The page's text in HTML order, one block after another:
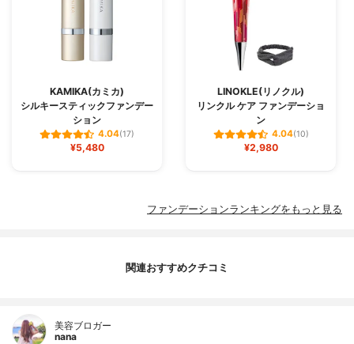
KAMIKA(カミカ)
シルキースティックファンデー
ション
4.04(17)
¥5,480
LINOKLE(リノクル)
リンクル ケア ファンデーショ
ン
4.04(10)
¥2,980
ファンデーションランキングをもっと見る
関連おすすめクチコミ
美容ブロガー
nana